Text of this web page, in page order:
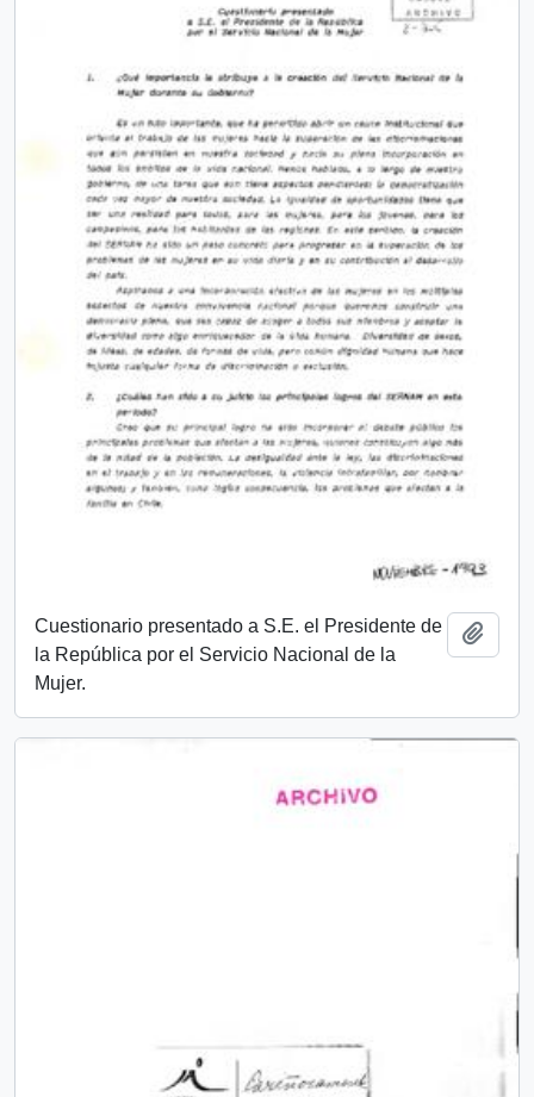
Cuestionario presentado a S.E. el Presidente de
la República por el Servicio Nacional de la
Mujer.